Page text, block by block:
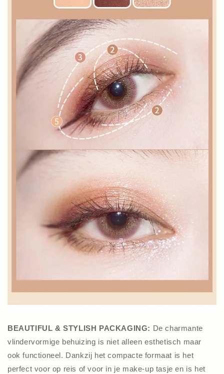
BEAUTIFUL & STYLISH PACKAGING: De charmante
vlindervormige behuizing is niet alleen esthetisch maar
ook functioneel. Dankzij het compacte formaat is het
perfect voor op reis of voor in je make-up tasje en is het